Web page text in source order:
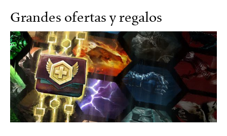
Grandes ofertas y regalos